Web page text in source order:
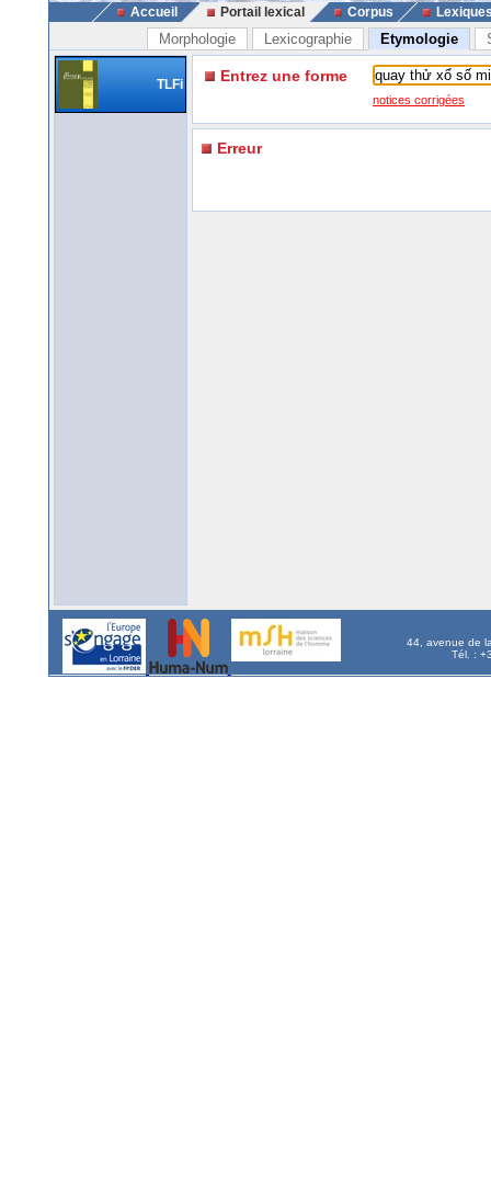
Accueil Portail lexical Corpus
Morphologie Lexicographie Etymologie
TLFi Entrez une forme
notices corrigées
Erreur
44, avenue de
Tél. :